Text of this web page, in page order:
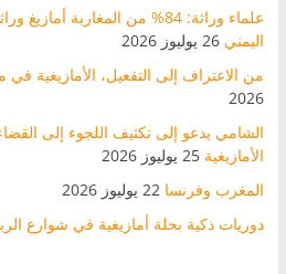
علماء وراثة: 84% من المغاربة
اليمني 26 يوليوز 2026
من الاعتراف إلى التفعيل، الأمازيغية في
2026
الشامي يدعو إلى تكثيف اللجوء إلى
الأمازيغية 25 يوليوز 2026
المغرب وفرنسا 22 يوليوز 2026
دوريات ذكية بحلة أمازيغية في شوارع